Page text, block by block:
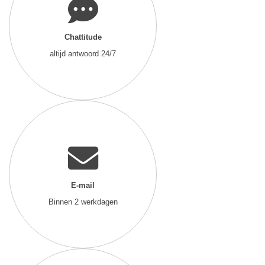
Chattitude
altijd antwoord 24/7
E-mail
Binnen 2 werkdagen